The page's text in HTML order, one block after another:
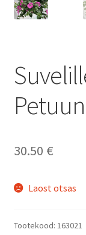
30.50 €
Laost otsas
Tootekood: 163021